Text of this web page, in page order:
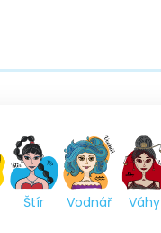
Štír Vodnář Váhy